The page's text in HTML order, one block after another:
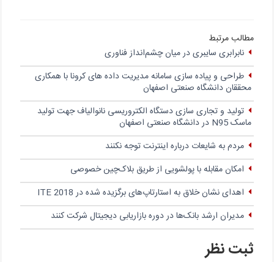
مطالب مرتبط
نابرابری سایبری در میان چشم‌انداز فناوری
طراحی و پیاده سازی سامانه مدیریت داده های کرونا با همکاری
محققان دانشگاه صنعتی اصفهان
تولید و تجاری سازی دستگاه الکتروریسی نانوالیاف جهت تولید
ماسک N95 در دانشگاه صنعتی اصفهان
مردم به شایعات درباره اینترنت توجه نکنند
امکان مقابله با پولشویی از طریق بلاک‌چین خصوصی
اهدای نشان خلاق به استارتاپ‌های برگزیده شده در ITE 2018
مدیران ارشد بانک‌ها در دوره بازاریابی دیجیتال شرکت کنند
ثبت نظر